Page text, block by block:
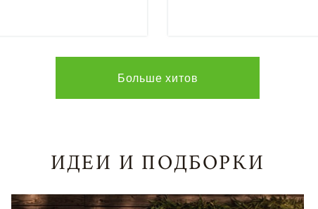
Больше хитов
ИДЕИ И ПОДБОРКИ